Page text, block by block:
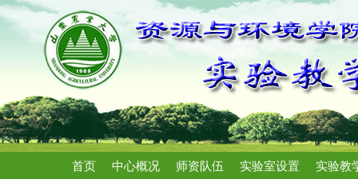
首页 中心概况 师资队伍 实验室设置 实验教